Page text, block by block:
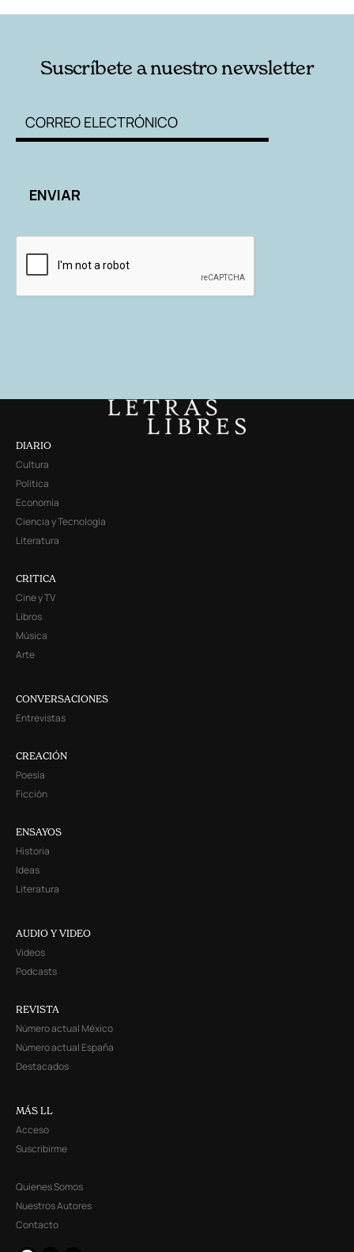
Suscríbete a nuestro newsletter
DIARIO
Cultura
Política
Economía
Ciencia y Tecnología
Literatura
CRITICA
Cine y TV
Libros
Música
Arte
CONVERSACIONES
Entrevistas
CREACIÓN
Poesía
Ficción
ENSAYOS
Historia
Ideas
Literatura
AUDIO Y VIDEO
Videos
Podcasts
REVISTA
Número actual México
Número actual España
Destacados
MÁS LL
Acceso
Suscribirme
Quienes Somos
Nuestros Autores
Contacto